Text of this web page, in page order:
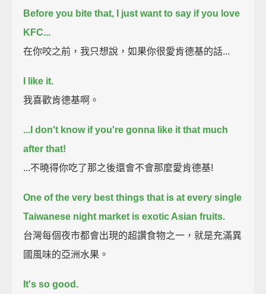
Before you bite that, I just want to say if you love
KFC...
在你咬之前，我只想說，如果你很愛肯德基的話...
I like it.
我喜歡肯德基啊。
...I don't know if you're gonna like it that much
after that!
...不曉得你吃了那之後還會不會那麼愛肯德基!
One of the very best things that is at every single
Taiwanese night market is exotic Asian fruits.
台灣每個夜市都會出現的超讚食物之一，就是充滿異
國風味的亞洲水果。
It's so good.